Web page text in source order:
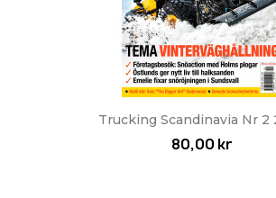
Trucking Scandinavia Nr 2
80,00 kr